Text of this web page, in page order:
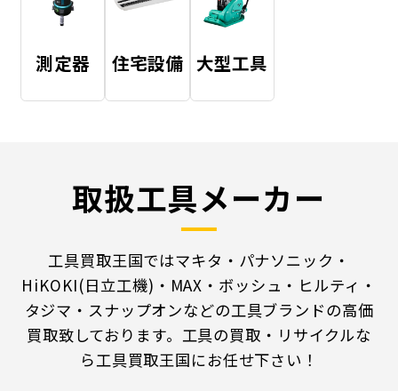
測定器 住宅設備 大型工具
取扱工具メーカー
工具買取王国ではマキタ・パナソニック・
HiKOKI(日立工機)・MAX・ボッシュ・ヒルティ・
タジマ・スナップオンなどの工具ブランドの高価
買取致しております。工具の買取・リサイクルな
ら工具買取王国にお任せ下さい！